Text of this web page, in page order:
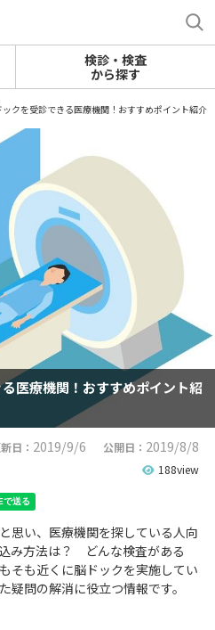
検診・検査
から探す
クを受診できる医療機関！おすすめポイント紹介
医療機関！おすすめポイント紹
日： 2019/9/6 公開日： 2019/8/8
188view
思い、医療機関を探している人向
み方法は？ どんな検査がある
も近くに脳ドックを実施してい
問の解消に役立つ情報です。